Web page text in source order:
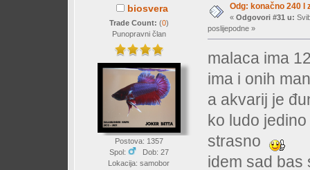
biosvera
Trade Count: (0)
Punopravni član
Postova: 1357
Spol:
Dob: 27
Lokacija: samobor
Odg: konačno 240 l
« Odgovori #31 u:
poslijepodne »
malaca ima
ima i onih
a akvarij je
ko ludo
strasno
idem sad